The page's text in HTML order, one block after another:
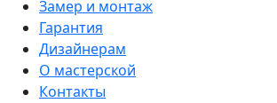
Замер и монтаж
Гарантия
Дизайнерам
О мастерской
Контакты